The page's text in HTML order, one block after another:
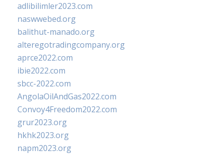
adlibilimler2023.com
naswwebed.org
balithut-manado.org
alteregotradingcompany.org
aprce2022.com
ibie2022.com
sbcc-2022.com
AngolaOilAndGas2022.com
Convoy4Freedom2022.com
grur2023.org
hkhk2023.org
napm2023.org